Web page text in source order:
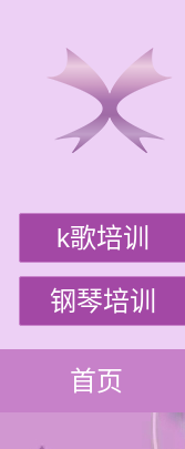
k歌培训
钢琴培训
首页